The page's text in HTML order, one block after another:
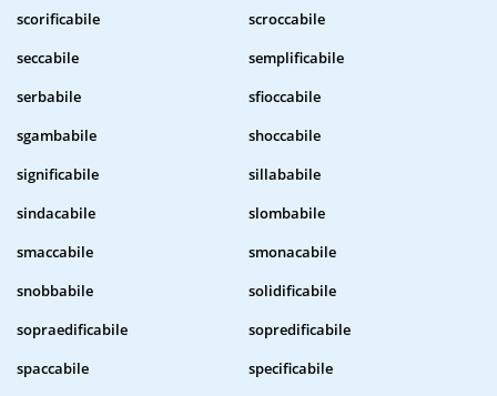
scorificabile
scroccabile
seccabile
semplificabile
serbabile
sfioccabile
sgambabile
shoccabile
significabile
sillababile
sindacabile
slombabile
smaccabile
smonacabile
snobbabile
solidificabile
sopraedificabile
sopredificabile
spaccabile
specificabile